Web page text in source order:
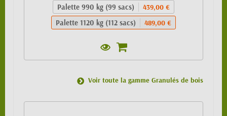
Palette 990 kg (99 sacs) 439,00 €
Palette 1120 kg (112 sacs) 489,00 €
Voir toute la gamme Granulés de bois